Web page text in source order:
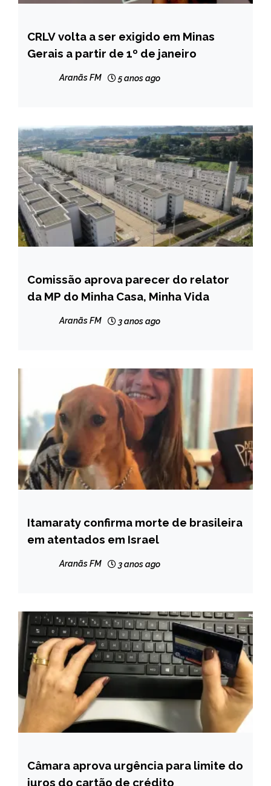
MINAS
GERAIS
NOTÍCIAS
CRLV volta a ser exigido em Minas
Gerais a partir de 1º de janeiro
Aranãs FM 5 anos ago
BRASIL
NOTÍCIAS
Comissão aprova parecer do relator
da MP do Minha Casa, Minha Vida
Aranãs FM 3 anos ago
INTERNACIONAL
NOTÍCIAS
Itamaraty confirma morte de brasileira
em atentados em Israel
Aranãs FM 3 anos ago
BRASIL
Câmara aprova urgência para limite do
juros do cartão de crédito